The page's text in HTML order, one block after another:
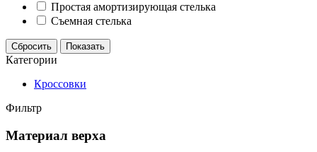
Простая амортизирующая стелька
Съемная стелька
Сбросить Показать
Категории
Кроссовки
Фильтр
Материал верха